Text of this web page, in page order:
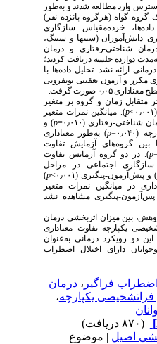
وارد مطالعه شدند و به‌‌طور
گواه (هرگروه پانزده نفر)
خرده‌مقیاس سازگاری
(سینها و سینگ،
شناختی-رفتاری و درمان
دوازده جلسه دریافت کردند؛
ارائه نشد. تحلیل داده‌ها با
مکرر و آزمون تعقیبی بونفرونی
متقابل زمان و گروه بر متغیر
p). میانگین نمرات متغیر
رفتاری (۰٫۰۱۰=
p) و
p) به‌طور معناداری
بین گروه‌های آزمایش تفاوت
). در دو گروه آزمایش تفاوت
اجتماعی در مراحل
پیش‌‌آزمون-پیگیری (۰٫۰۰۱> p
)
در میانگین نمرات متغیر
پیگیری مشاهده نشد
بین میزان اثربخشی درمان
یکپارچه تفاوت معناداری
دو رویکرد درمانی به‌عنوان
دارای اختلال اضطراب
فراگیر، درمان
یکپارچه،
اصیل| موضوع